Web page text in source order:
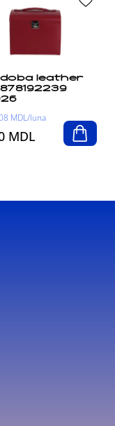
leather
MDL/luna
MDL